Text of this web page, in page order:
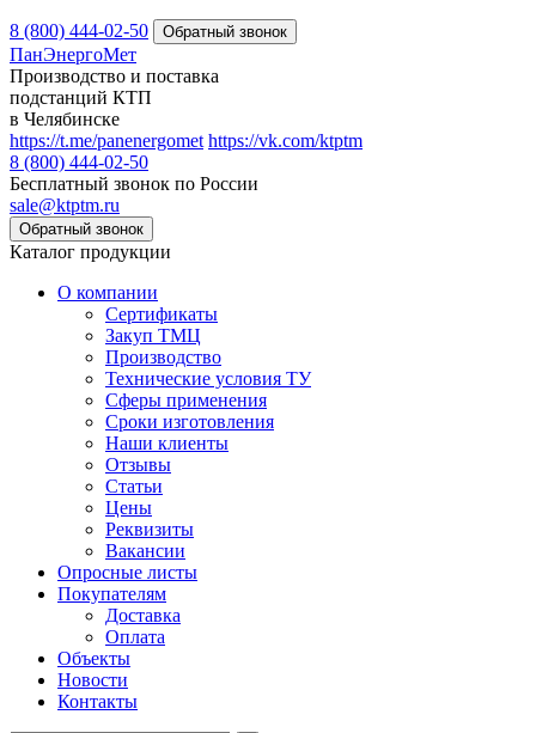
8 (800) 444-02-50
ПанЭнергоМет
Производство и поставка
подстанций КТП
в Челябинске
https://t.me/panenergomet https://vk.com/ktptm
8 (800) 444-02-50
Бесплатный звонок по России
sale@ktptm.ru
Каталог продукции
О компании
Сертификаты
Закуп ТМЦ
Производство
Технические условия ТУ
Сферы применения
Сроки изготовления
Наши клиенты
Отзывы
Статьи
Цены
Реквизиты
Вакансии
Опросные листы
Покупателям
Доставка
Оплата
Объекты
Новости
Контакты